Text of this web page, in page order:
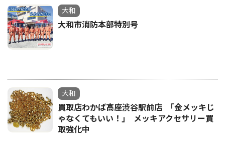
大和
大和市消防本部特別号
大和
買取店わかば高座渋谷駅前店 ｢金メッキじ
ゃなくてもいい！｣ メッキアクセサリー買
取強化中